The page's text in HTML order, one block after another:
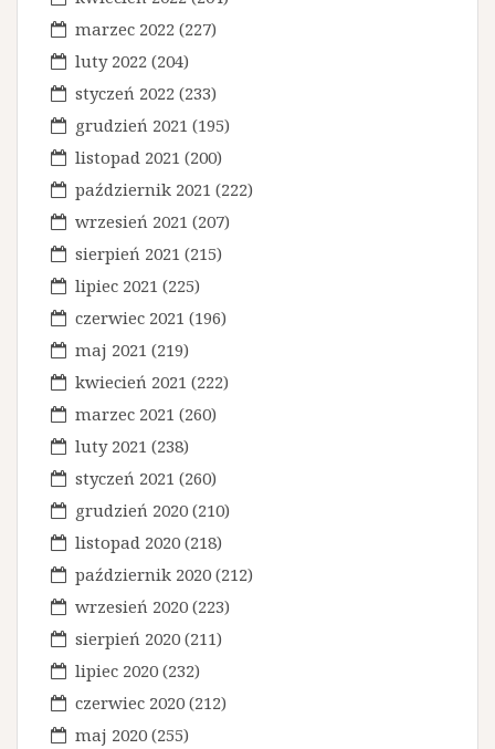
marzec 2022 (227)
luty 2022 (204)
styczeń 2022 (233)
grudzień 2021 (195)
listopad 2021 (200)
październik 2021 (222)
wrzesień 2021 (207)
sierpień 2021 (215)
lipiec 2021 (225)
czerwiec 2021 (196)
maj 2021 (219)
kwiecień 2021 (222)
marzec 2021 (260)
luty 2021 (238)
styczeń 2021 (260)
grudzień 2020 (210)
listopad 2020 (218)
październik 2020 (212)
wrzesień 2020 (223)
sierpień 2020 (211)
lipiec 2020 (232)
czerwiec 2020 (212)
maj 2020 (255)